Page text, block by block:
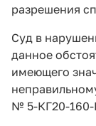
разрешения
Суд в
данное
имеющего
№ 5-КГ20-160-